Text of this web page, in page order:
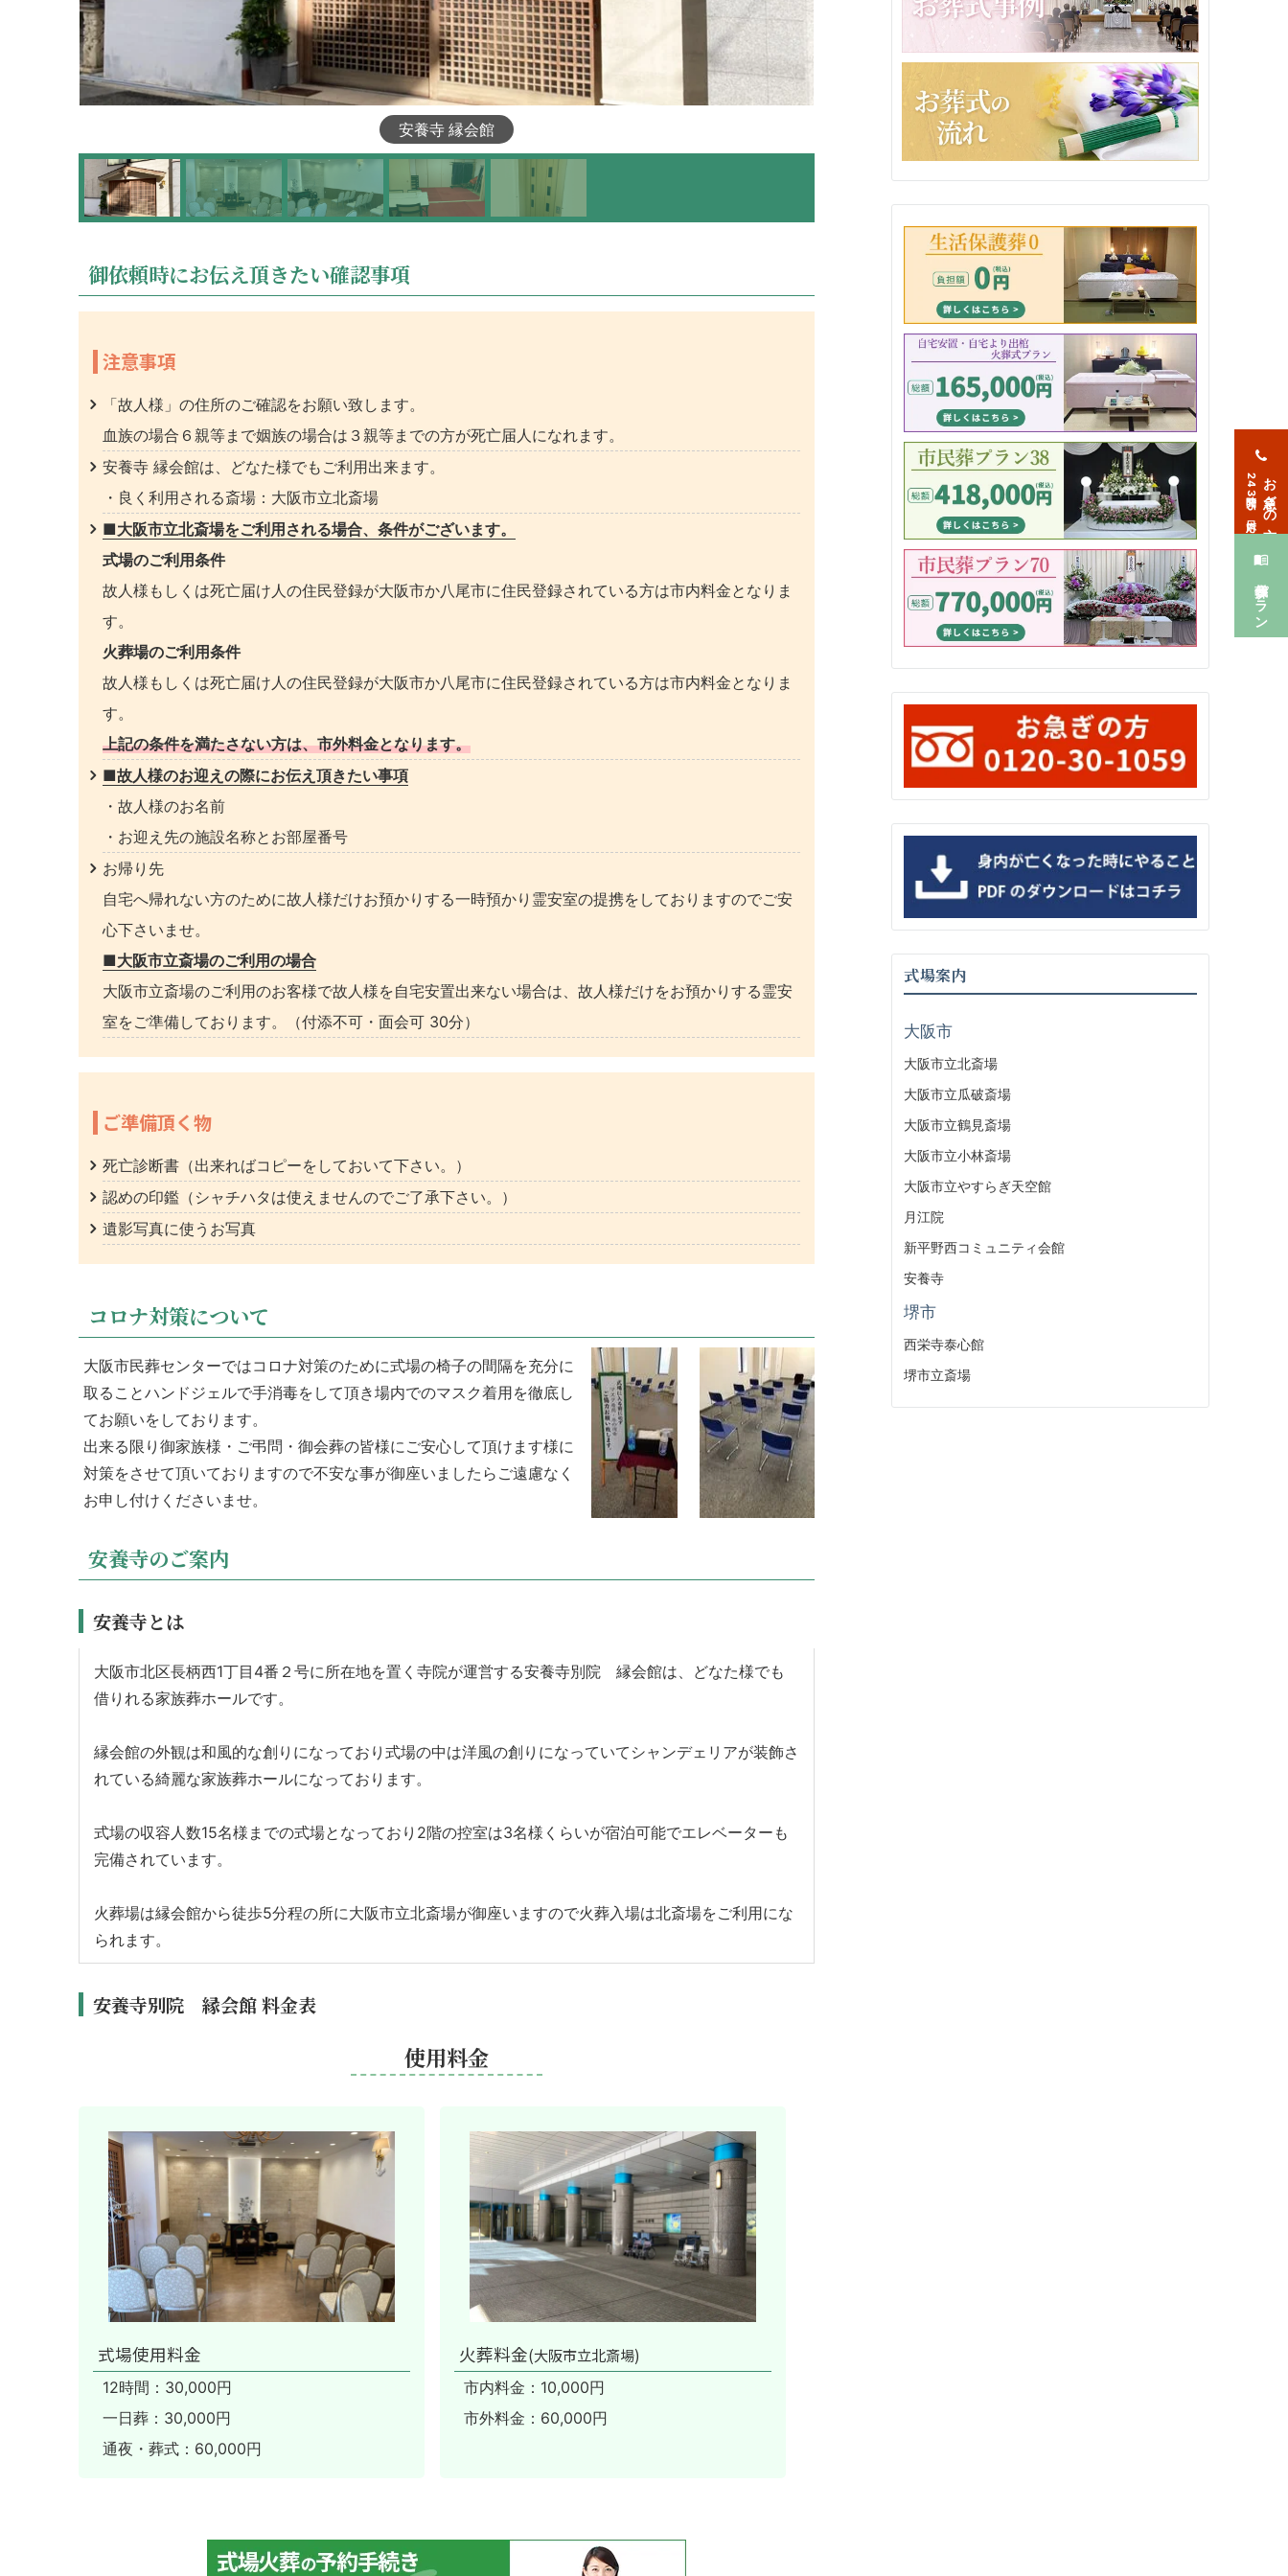
安養寺 縁会館
御依頼時にお伝え頂きたい確認事項
注意事項
「故人様」の住所のご確認をお願い致します。
血族の場合６親等まで姻族の場合は３親等までの方が死亡届人になれます。
安養寺 縁会館は、どなた様でもご利用出来ます。
・良く利用される斎場：大阪市立北斎場
■大阪市立北斎場をご利用される場合、条件がございます。
式場のご利用条件
故人様もしくは死亡届け人の住民登録が大阪市か八尾市に住民登録されている方は市内料金となりま
す。
火葬場のご利用条件
故人様もしくは死亡届け人の住民登録が大阪市か八尾市に住民登録されている方は市内料金となりま
す。
上記の条件を満たさない方は、市外料金となります。
■故人様のお迎えの際にお伝え頂きたい事項
・故人様のお名前
・お迎え先の施設名称とお部屋番号
お帰り先
自宅へ帰れない方のために故人様だけお預かりする一時預かり霊安室の提携をしておりますのでご安
心下さいませ。
■大阪市立斎場のご利用の場合
大阪市立斎場のご利用のお客様で故人様を自宅安置出来ない場合は、故人様だけをお預かりする霊安
室をご準備しております。（付添不可・面会可 30分）
ご準備頂く物
死亡診断書（出来ればコピーをしておいて下さい。）
認めの印鑑（シャチハタは使えませんのでご了承下さい。）
遺影写真に使うお写真
コロナ対策について
大阪市民葬センターではコロナ対策のために式場の椅子の間隔を充分に
取ることハンドジェルで手消毒をして頂き場内でのマスク着用を徹底し
てお願いをしております。
出来る限り御家族様・ご弔問・御会葬の皆様にご安心して頂けます様に
対策をさせて頂いておりますので不安な事が御座いましたらご遠慮なく
お申し付けくださいませ。
安養寺のご案内
安養寺とは
大阪市北区長柄西1丁目4番２号に所在地を置く寺院が運営する安養寺別院 縁会館は、どなた様でも
借りれる家族葬ホールです。
縁会館の外観は和風的な創りになっており式場の中は洋風の創りになっていてシャンデェリアが装飾さ
れている綺麗な家族葬ホールになっております。
式場の収容人数15名様までの式場となっており2階の控室は3名様くらいが宿泊可能でエレベーターも
完備されています。
火葬場は縁会館から徒歩5分程の所に大阪市立北斎場が御座いますので火葬入場は北斎場をご利用にな
られます。
安養寺別院 縁会館 料金表
使用料金
式場使用料金
12時間：30,000円
一日葬：30,000円
通夜・葬式：60,000円
火葬料金(大阪市立北斎場)
市内料金：10,000円
市外料金：60,000円
式場案内
大阪市
大阪市立北斎場
大阪市立瓜破斎場
大阪市立鶴見斎場
大阪市立小林斎場
大阪市立やすらぎ天空館
月江院
新平野西コミュニティ会館
安養寺
堺市
西栄寺泰心館
堺市立斎場
お急ぎの方
24時間365日対応
葬儀プラン